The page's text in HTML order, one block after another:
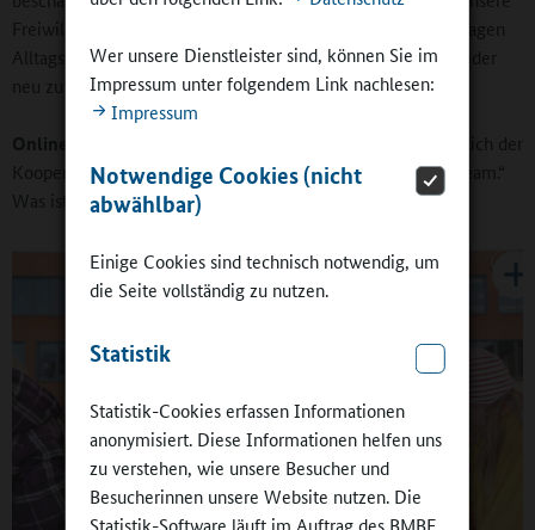
Wer unsere Dienstleister sind, können Sie im
Impressum unter folgendem Link nachlesen:
Impressum
Notwendige Cookies (nicht
abwählbar)
Einige Cookies sind technisch notwendig, um
die Seite vollständig zu nutzen.
Statistik
Statistik-Cookies erfassen Informationen
anonymisiert. Diese Informationen helfen uns
zu verstehen, wie unsere Besucher und
Besucherinnen unsere Website nutzen. Die
Statistik-Software läuft im Auftrag des BMBF
Freiwilligen bringen sie neue Blickpunkte ins Spiel, hinterfragen
Alltagsroutinen und regen uns so an, Dinge auch immer wieder
neu zu evaluieren, anzupassen oder zu verstetigen.
Online-Redaktion:
Auf einer Fachtagung sagten Sie bezüglich der
Kooperation mit Schulen pointiert: „Wir sind im gleichen Team.“
Was ist Ihnen besonders wichtig?